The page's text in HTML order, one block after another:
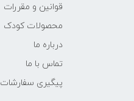
قوانین و مقررات
محصولات کودک
درباره ما
تماس با ما
پیگیری سفارشات